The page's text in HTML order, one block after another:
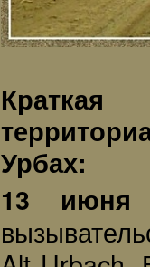
Урбах:
13 июня